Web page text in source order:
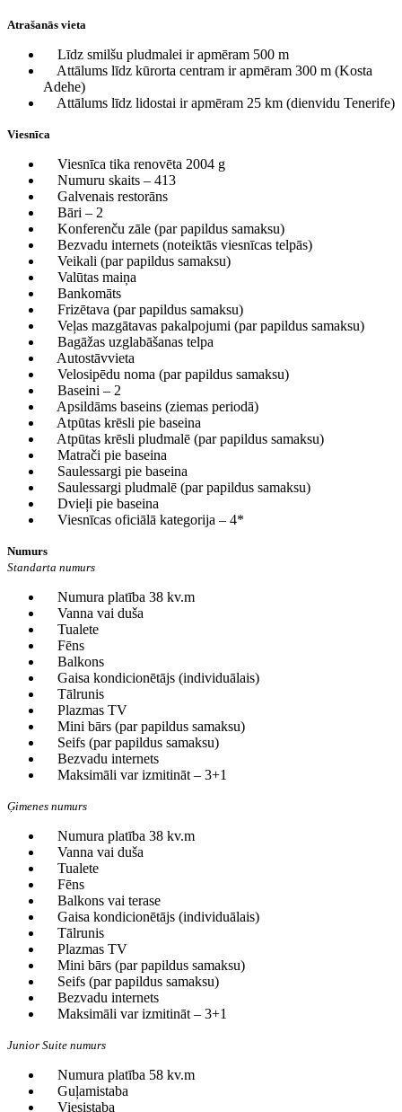
Atrašanās vieta
Līdz smilšu pludmalei ir apmēram 500 m
Attālums līdz kūrorta centram ir apmēram 300 m (Kosta
Adehe)
Attālums līdz lidostai ir apmēram 25 km (dienvidu Tenerife)
Viesnīca
Viesnīca tika renovēta 2004 g
Numuru skaits – 413
Galvenais restorāns
Bāri – 2
Konferenču zāle (par papildus samaksu)
Bezvadu internets (noteiktās viesnīcas telpās)
Veikali (par papildus samaksu)
Valūtas maiņa
Bankomāts
Frizētava (par papildus samaksu)
Veļas mazgātavas pakalpojumi (par papildus samaksu)
Bagāžas uzglabāšanas telpa
Autostāvvieta
Velosipēdu noma (par papildus samaksu)
Baseini – 2
Apsildāms baseins (ziemas periodā)
Atpūtas krēsli pie baseina
Atpūtas krēsli pludmalē (par papildus samaksu)
Matrači pie baseina
Saulessargi pie baseina
Saulessargi pludmalē (par papildus samaksu)
Dvieļi pie baseina
Viesnīcas oficiālā kategorija – 4*
Numurs
Standarta numurs
Numura platība 38 kv.m
Vanna vai duša
Tualete
Fēns
Balkons
Gaisa kondicionētājs (individuālais)
Tālrunis
Plazmas TV
Mini bārs (par papildus samaksu)
Seifs (par papildus samaksu)
Bezvadu internets
Maksimāli var izmitināt – 3+1
Ģimenes numurs
Numura platība 38 kv.m
Vanna vai duša
Tualete
Fēns
Balkons vai terase
Gaisa kondicionētājs (individuālais)
Tālrunis
Plazmas TV
Mini bārs (par papildus samaksu)
Seifs (par papildus samaksu)
Bezvadu internets
Maksimāli var izmitināt – 3+1
Junior Suite numurs
Numura platība 58 kv.m
Guļamistaba
Viesistaba